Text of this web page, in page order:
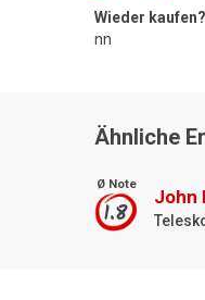
Wieder kaufen?
nn
Ähnliche
Ø Note
1.8
John